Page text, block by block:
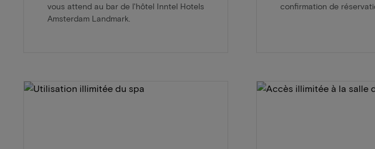
vous attend au bar de l'hôtel Inntel Hotels
Amsterdam Landmark.
confirmation de